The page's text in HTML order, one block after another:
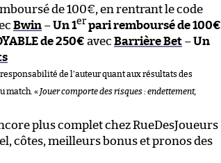
de 100€, en rentrant le code
Bwin –Un 1er pari remboursé de 100€
de 250€ avec Barrière Bet –Un
de l’auteur quant aux résultats des
match. « Jouer comporte des risques : endettement,
plus complet chez RueDesJoueurs
côtes, meilleurs bonus et pronos des